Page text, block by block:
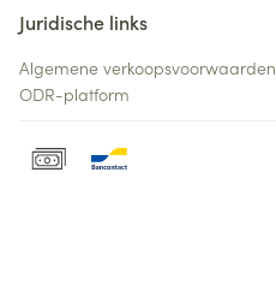
Juridische links
Algemene verkoopsvoorwaarden
ODR-platform